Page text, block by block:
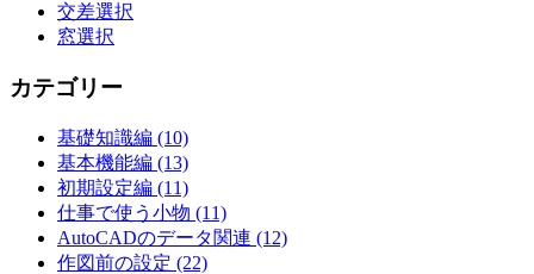
交差選択
窓選択
カテゴリー
基礎知識編 (10)
基本機能編 (13)
初期設定編 (11)
仕事で使う小物 (11)
AutoCADのデータ関連 (12)
作図前の設定 (22)